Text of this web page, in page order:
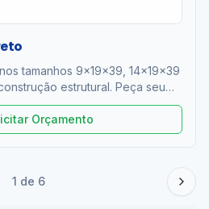
tamanhos 9x19x39, 14x19x39
estrutural. Peça seu
Orçamento
1 de 6